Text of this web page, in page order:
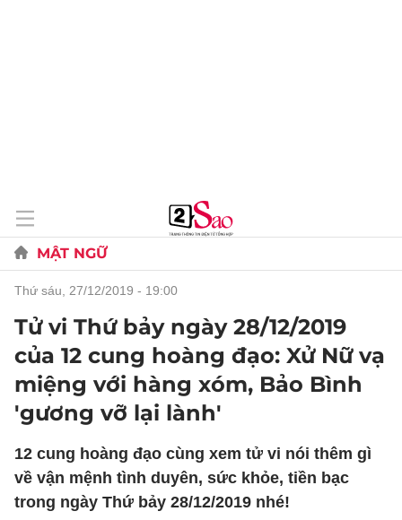
MẬT NGỮ
thứ sáu, 27/12/2019 - 19:00
Tử vi Thứ bảy ngày 28/12/2019
của 12 cung hoàng đạo: Xử Nữ vạ
miệng với hàng xóm, Bảo Bình
'gương vỡ lại lành'
12 cung hoàng đạo cùng xem tử vi nói thêm gì
về vận mệnh tình duyên, sức khỏe, tiền bạc
trong ngày Thứ bảy 28/12/2019 nhé!